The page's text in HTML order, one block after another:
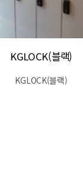
KGLOCK(블랙)
KGLOCK(블랙)